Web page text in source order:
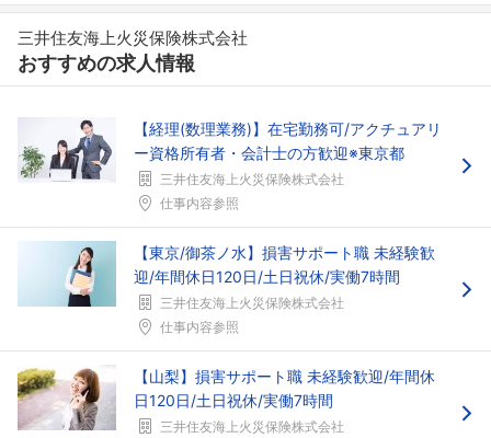
三井住友海上火災保険株式会社
おすすめの求人情報
【経理(数理業務)】在宅勤務可/アクチュアリ
ー資格所有者・会計士の方歓迎※東京都
三井住友海上火災保険株式会社
仕事内容参照
【東京/御茶ノ水】損害サポート職 未経験歓
迎/年間休日120日/土日祝休/実働7時間
三井住友海上火災保険株式会社
仕事内容参照
【山梨】損害サポート職 未経験歓迎/年間休
日120日/土日祝休/実働7時間
三井住友海上火災保険株式会社